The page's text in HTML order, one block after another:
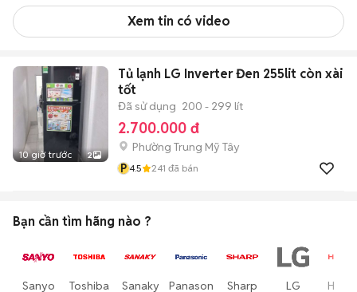
Xem tin có video
10 giờ trước 2
Tủ lạnh LG Inverter Đen 255lit còn xài
tốt
Đã sử dụng 200 - 299 lít
2.700.000 đ
Phường Trung Mỹ Tây
P 4.5 241 đã bán
Bạn cần tìm hãng nào ?
Sanyo Toshiba Sanaky Panasonic Sharp LG